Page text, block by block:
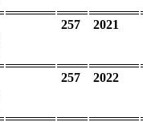
257 2021
257 2022